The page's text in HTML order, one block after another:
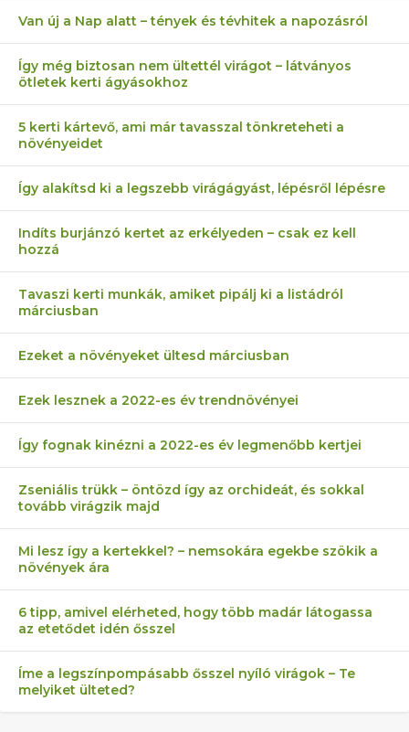
Van új a Nap alatt – tények és tévhitek a napozásról
Így még biztosan nem ültettél virágot – látványos
ötletek kerti ágyásokhoz
5 kerti kártevő, ami már tavasszal tönkreteheti a
növényeidet
Így alakítsd ki a legszebb virágágyást, lépésről lépésre
Indíts burjánzó kertet az erkélyeden – csak ez kell
hozzá
Tavaszi kerti munkák, amiket pipálj ki a listádról
márciusban
Ezeket a növényeket ültesd márciusban
Ezek lesznek a 2022-es év trendnövényei
Így fognak kinézni a 2022-es év legmenőbb kertjei
Zseniális trükk – öntözd így az orchideát, és sokkal
tovább virágzik majd
Mi lesz így a kertekkel? – nemsokára egekbe szökik a
növények ára
6 tipp, amivel elérheted, hogy több madár látogassa
az etetődet idén ősszel
Íme a legszínpompásabb ősszel nyíló virágok – Te
melyiket ülteted?